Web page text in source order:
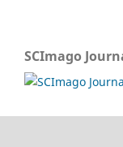
SCImago